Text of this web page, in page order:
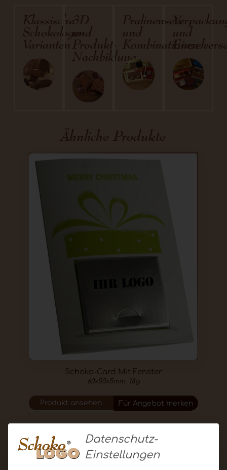
Klassische
Schokologo-
Varianten
3D
und
Produkt-
Nachbildung
Pralinensets
und
Kombinationen
und
Ähnliche Produkte
Schoko-Card Mit Fenster
60x50x5mm, 18g
Produkt ansehen Für Angebot merken
Datenschutz-
Einstellungen